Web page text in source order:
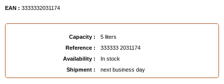
EAN : 3333332031174
Capacity :
5 liters
Reference :
333333 2031174
Availability :
In stock
Shipment :
next business day